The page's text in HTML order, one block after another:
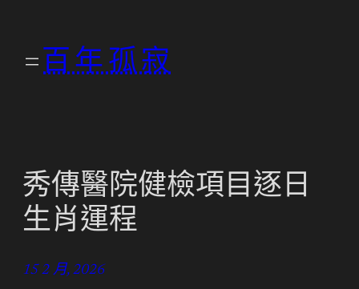
百年孤寂
秀傳醫院健檢項目逐日
生肖運程
15 2 月, 2026